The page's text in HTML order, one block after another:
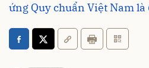
ứng Quy chuẩn Việt Nam là